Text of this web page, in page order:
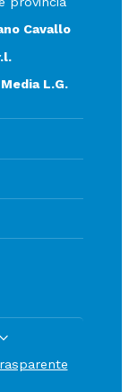
Cavallo
Media L.G.